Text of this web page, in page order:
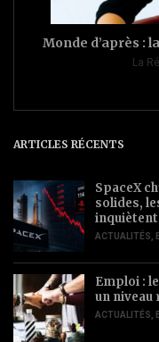
Monde d’après :
La
ARTICLES RÉCENTS
SpaceX
solides,
ACTUALITÉS
Emploi :
un niveau
ACTUALITÉS